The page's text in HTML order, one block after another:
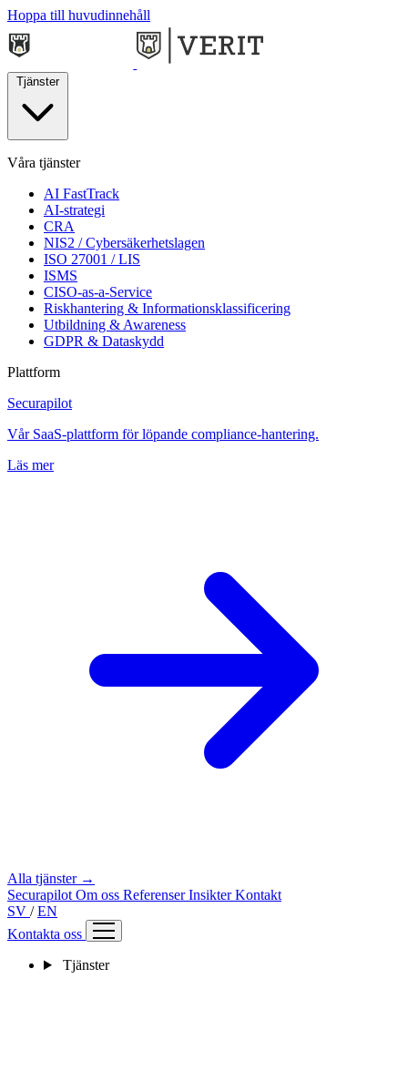
Hoppa till huvudinnehåll
Tjänster
Våra tjänster
AI FastTrack
AI-strategi
CRA
NIS2 / Cybersäkerhetslagen
ISO 27001 / LIS
ISMS
CISO-as-a-Service
Riskhantering & Informationsklassificering
Utbildning & Awareness
GDPR & Dataskydd
Plattform
Securapilot
Vår SaaS-plattform för löpande compliance-hantering.
Läs mer
Alla tjänster →
Securapilot Om oss ReferenserInsikterKontakt
SV / EN
Kontakta oss
Tjänster